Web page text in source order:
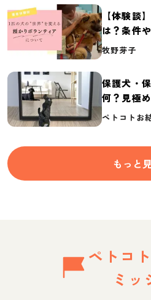
【体験談
は？条件
介
牧野芽子
保護犬・
何？見極
要なもの
ペトコトお
もっと
ペトコ
ミッ